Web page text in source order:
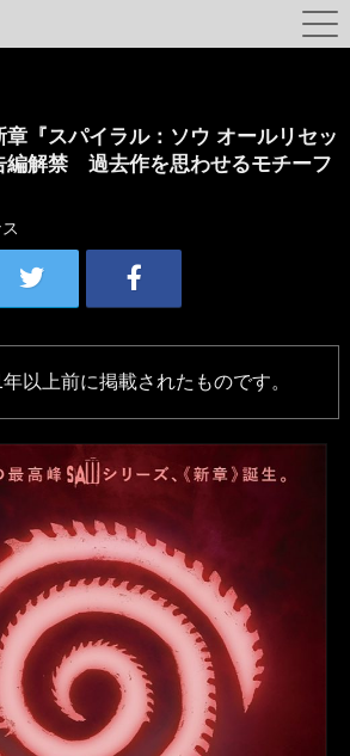
章『スパイラル：ソウ オールリセッ
編解禁 過去作を思わせるモチーフ
以上前に掲載されたものです。